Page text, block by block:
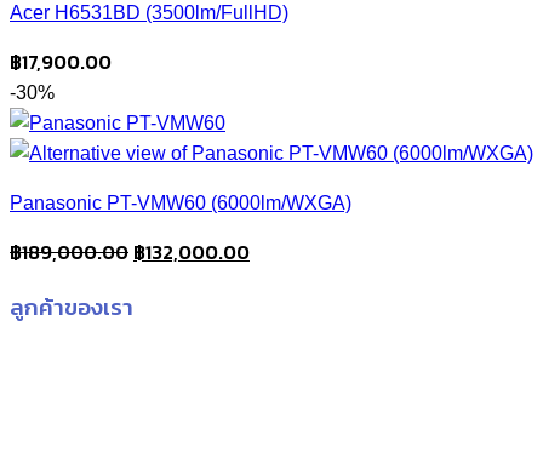
Acer H6531BD (3500lm/FullHD)
฿17,900.00
-30%
Panasonic PT-VMW60 (6000lm/WXGA)
฿189,000.00 Original
฿132,000.00Current
ลูกค้าของเรา